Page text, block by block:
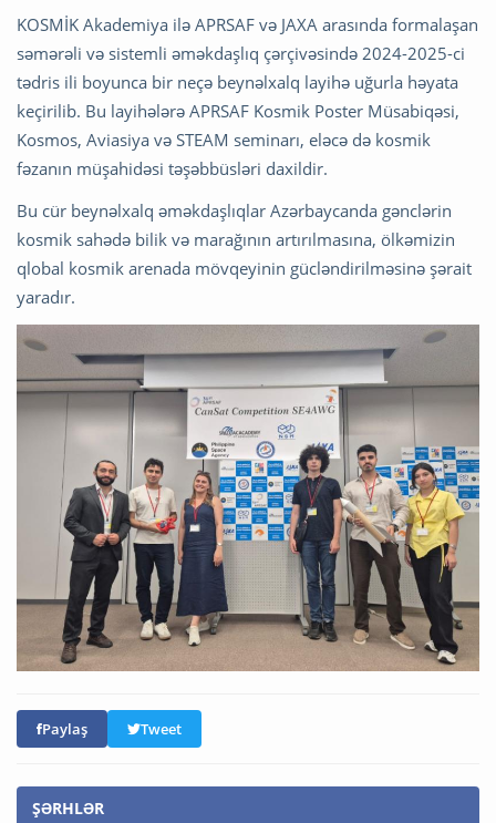
KOSMİK Akademiya ilə APRSAF və JAXA arasında formalaşan
səmərəli və sistemli əməkdaşlıq çərçivəsində 2024-2025-ci
tədris ili boyunca bir neçə beynəlxalq layihə uğurla həyata
keçirilib. Bu layihələrə APRSAF Kosmik Poster Müsabiqəsi,
Kosmos, Aviasiya və STEAM seminarı, eləcə də kosmik
fəzanın müşahidəsi təşəbbüsləri daxildir.
Bu cür beynəlxalq əməkdaşlıqlar Azərbaycanda gənclərin
kosmik sahədə bilik və marağının artırılmasına, ölkəmizin
qlobal kosmik arenada mövqeyinin gücləndirilməsinə şərait
yaradır.
Paylaş Tweet
ŞƏRHLƏR